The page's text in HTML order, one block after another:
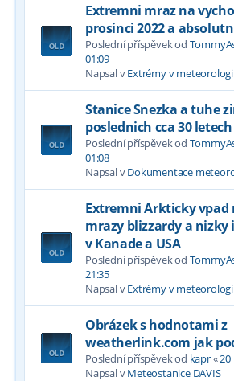
Extremni mraz na
prosinci 2022 a
Poslední příspěvek od
01:09
Napsal vExtrémy v
Stanice Snezka a tuhe
poslednich cca 30 letech
Poslední příspěvek od
01:08
Napsal vDokumentace
Extremni Arkticky vpad
mrazy blizzardy a nizky
v Kanade a USA
Poslední příspěvek od
21:35
Napsal vExtrémy v
Obrázek s hodnotami z
weatherlink.com jak
Poslední příspěvek od kapr«20
Napsal vMeteostanice DAVIS